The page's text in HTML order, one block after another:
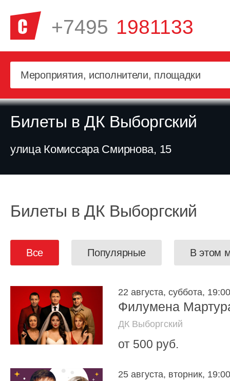
+7495 1981133
Билеты в ДК Выборгский
улица Комиссара Смирнова, 15
Билеты в ДК Выборгский
Все Популярные В этом
22 августа, суббота, 19:00
Филумена
ДК Выборгский
от 500 руб.
25 августа, вторник, 19:00